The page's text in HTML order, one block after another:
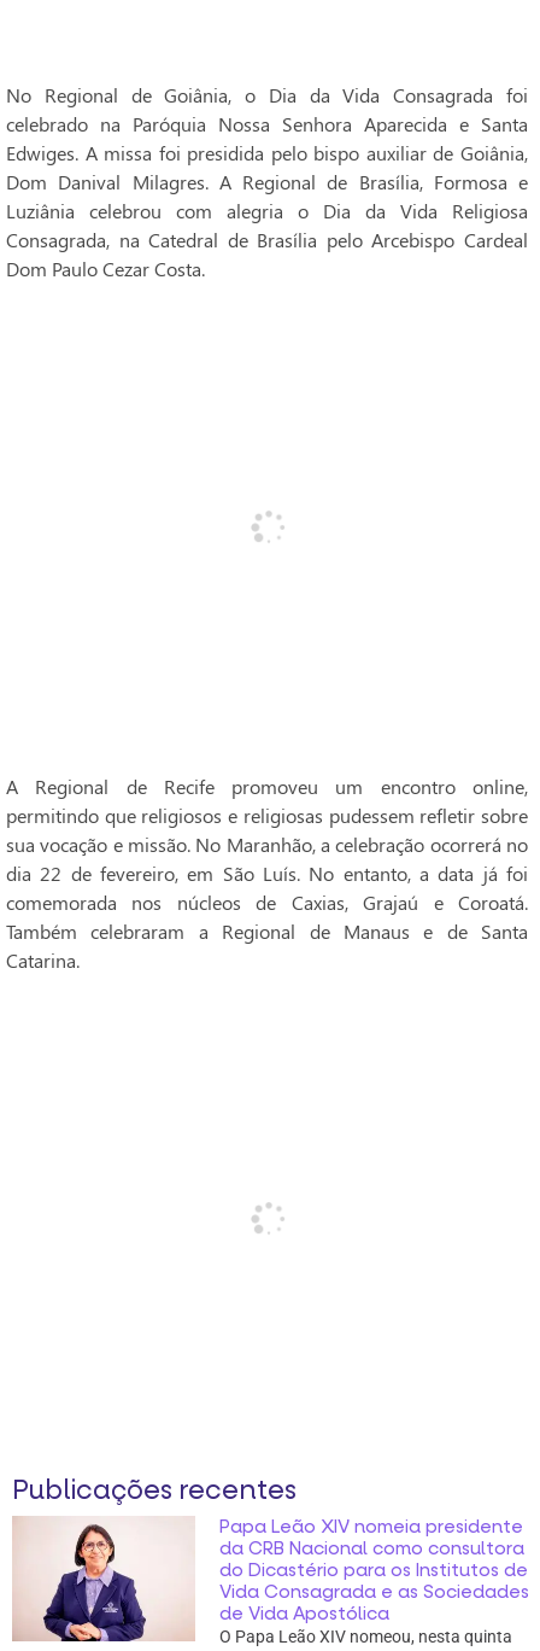
No Regional de Goiânia, o Dia da Vida Consagrada foi
celebrado na Paróquia Nossa Senhora Aparecida e Santa
Edwiges. A missa foi presidida pelo bispo auxiliar de Goiânia,
Dom Danival Milagres. A Regional de Brasília, Formosa e
Luziânia celebrou com alegria o Dia da Vida Religiosa
Consagrada, na Catedral de Brasília pelo Arcebispo Cardeal
Dom Paulo Cezar Costa.
A Regional de Recife promoveu um encontro online,
permitindo que religiosos e religiosas pudessem refletir sobre
sua vocação e missão. No Maranhão, a celebração ocorrerá no
dia 22 de fevereiro, em São Luís. No entanto, a data já foi
comemorada nos núcleos de Caxias, Grajaú e Coroatá.
Também celebraram a Regional de Manaus e de Santa
Catarina.
Publicações recentes
Papa Leão XIV nomeia presidente
da CRB Nacional como consultora
do Dicastério para os Institutos de
Vida Consagrada e as Sociedades
de Vida Apostólica
O Papa Leão XIV nomeou, nesta quinta